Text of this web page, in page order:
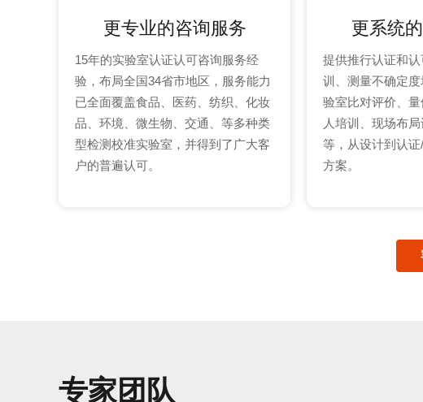
更专业的咨询服务
15年的实验室认证认可咨询服务经
验，布局全国34省市地区，服务能力
已全面覆盖食品、医药、纺织、化妆
品、环境、微生物、交通、等多种类
型检测校准实验室，并得到了广大客
户的普遍认可。
更系统
提供推行认证和
训、测量不确定
验室比对评价、
人培训、现场布
等，从设计到认
方案。
专家团队